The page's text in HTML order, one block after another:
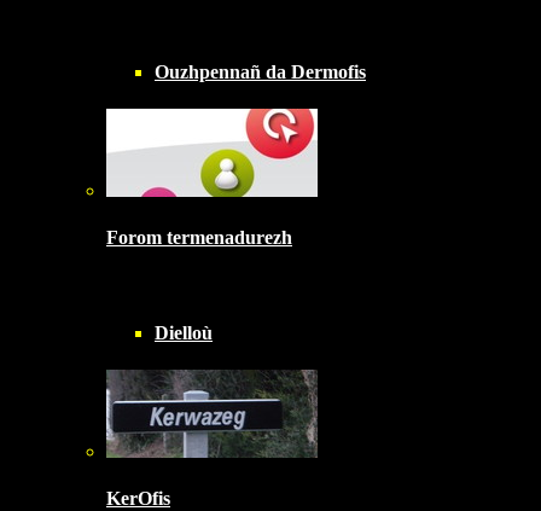
Ouzhpennañ da Dermofis
Forom termenadurezh
Dielloù
KerOfis